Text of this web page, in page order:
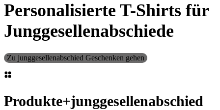
Personalisierte T-Shirts für
Junggesellenabschiede
Zu junggesellenabschied Geschenken gehen
Produkte+junggesellenabschied